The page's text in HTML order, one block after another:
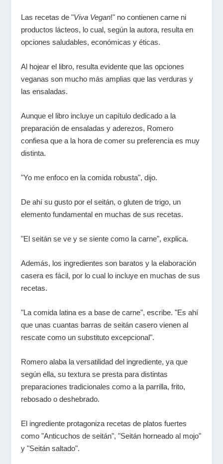
Las recetas de "Viva Vegan!" no contienen carne ni
productos lácteos, lo cual, según la autora, resulta en
opciones saludables, económicas y éticas.
Al hojear el libro, resulta evidente que las opciones
veganas son mucho más amplias que las verduras y
las ensaladas.
Aunque el libro incluye un capítulo dedicado a la
preparación de ensaladas y aderezos, Romero
confiesa que a la hora de comer su preferencia es muy
distinta.
"Yo me enfoco en la comida robusta", dijo.
De ahí su gusto por el seitán, o gluten de trigo, un
elemento fundamental en muchas de sus recetas.
"El seitán se ve y se siente como la carne", explica.
Además, los ingredientes son baratos y la elaboración
casera es fácil, por lo cual lo incluye en muchas de sus
recetas.
"La comida latina es a base de carne", escribe. "Es ahí
que unas cuantas barras de seitán casero vienen al
rescate como un substituto excepcional".
Romero alaba la versatilidad del ingrediente, ya que
según ella, su textura se presta para distintas
preparaciones tradicionales como a la parrilla, frito,
rebosado o deshebrado.
El ingrediente protagoniza recetas de platos fuertes
como "Anticuchos de seitán", "Seitán horneado al mojo"
y "Seitán saltado".